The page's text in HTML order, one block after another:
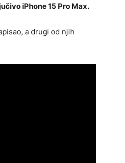
iPhone 15 Pro Max.
a drugi od njih